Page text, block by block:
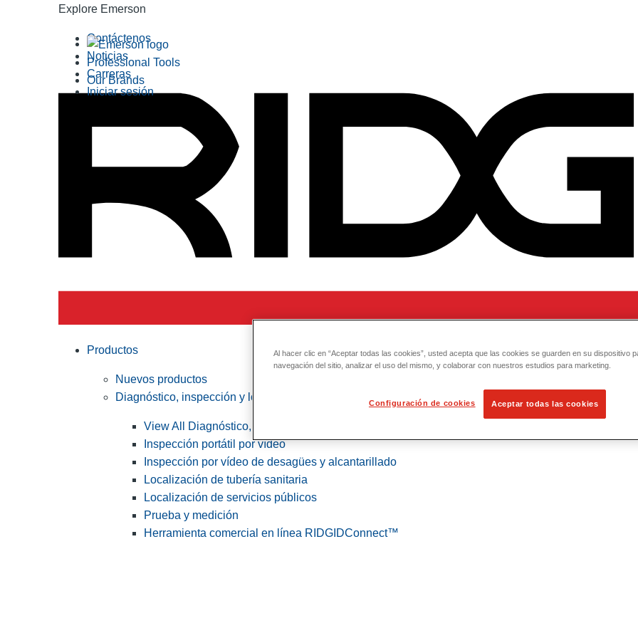
Explore Emerson
Professional Tools
Our Brands
Contáctenos
Noticias
Carreras
Iniciar sesión
Productos
Nuevos productos
Diagnóstico, inspección y localización
View All Diagnóstico, inspección y localización
Inspección portátil por vídeo
Inspección por vídeo de desagües y alcantarillado
Localización de tubería sanitaria
Localización de servicios públicos
Prueba y medición
Herramienta comercial en línea RIDGIDConnect™
Al hacer clic en “Aceptar todas las cookies”, usted acepta que las cookies se guarden en su dispositivo
navegación del sitio, analizar el uso del mismo, y colaborar con nuestros estudios para marketing.
Configuración de cookies Aceptar todas las cookies